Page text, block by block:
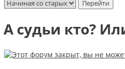
А судьи кто?